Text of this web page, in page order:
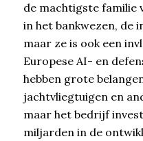
de machtigste familie
in het bankwezen, de
maar ze is ook een
Europese AI- en
hebben grote
jachtvliegtuigen en
maar het bedrijf
miljarden in de